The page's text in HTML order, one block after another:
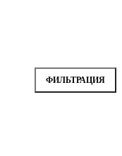
ФИЛЬТРАЦИЯ